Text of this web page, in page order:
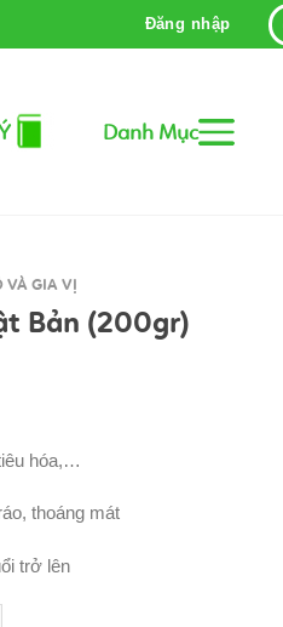
Đăng nhập
Danh Mục
VÀ GIA VỊ
Bản (200gr)
hóa,…
thoáng mát
trở lên